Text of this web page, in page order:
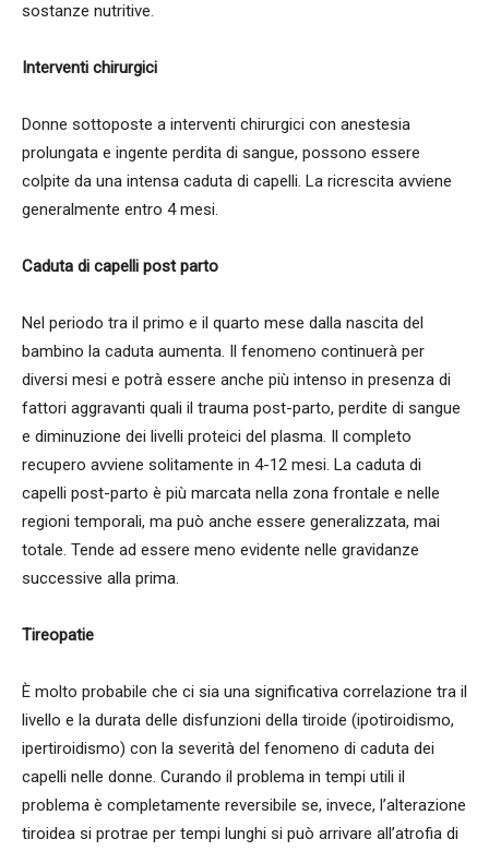
sostanze nutritive.
Interventi chirurgici
Donne sottoposte a interventi chirurgici con anestesia
prolungata e ingente perdita di sangue, possono essere
colpite da una intensa caduta di capelli. La ricrescita avviene
generalmente entro 4 mesi.
Caduta di capelli post parto
Nel periodo tra il primo e il quarto mese dalla nascita del
bambino la caduta aumenta. Il fenomeno continuerà per
diversi mesi e potrà essere anche più intenso in presenza di
fattori aggravanti quali il trauma post-parto, perdite di sangue
e diminuzione dei livelli proteici del plasma. Il completo
recupero avviene solitamente in 4-12 mesi. La caduta di
capelli post-parto è più marcata nella zona frontale e nelle
regioni temporali, ma può anche essere generalizzata, mai
totale. Tende ad essere meno evidente nelle gravidanze
successive alla prima.
Tireopatie
È molto probabile che ci sia una significativa correlazione tra il
livello e la durata delle disfunzioni della tiroide (ipotiroidismo,
ipertiroidismo) con la severità del fenomeno di caduta dei
capelli nelle donne. Curando il problema in tempi utili il
problema è completamente reversibile se, invece, l’alterazione
tiroidea si protrae per tempi lunghi si può arrivare all’atrofia di